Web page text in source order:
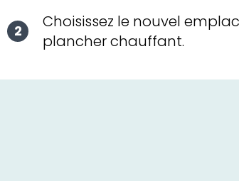
Choisissez le nouvel
plancher chauffant.